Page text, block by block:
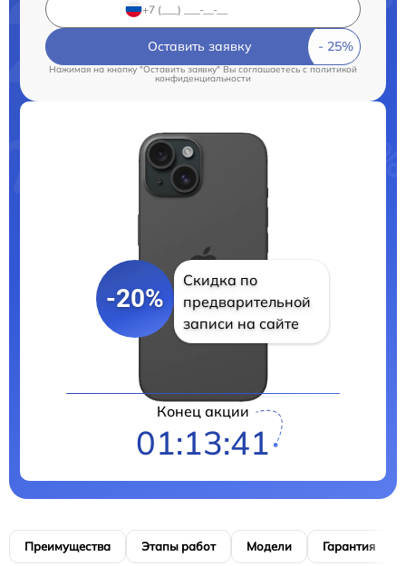
Оставить заявку
Нажимая на кнопку "Оставить заявку" Вы соглашаетесь cполитикой
конфиденциальности
-20%
Скидка по
предварительной
записи на сайте
Конец акции
01:13:40
Преимущества Этапы работ Модели Гарантия